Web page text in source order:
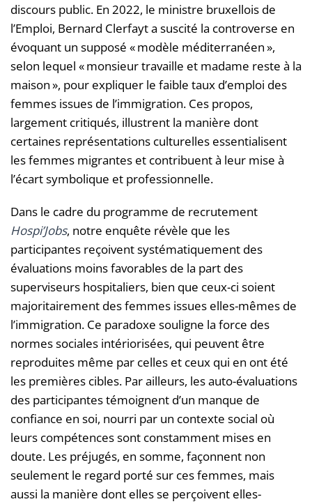
discours public. En 2022, le ministre bruxellois de
l’Emploi, Bernard Clerfayt a suscité la controverse en
évoquant un supposé « modèle méditerranéen »,
selon lequel « monsieur travaille et madame reste à la
maison », pour expliquer le faible taux d’emploi des
femmes issues de l’immigration. Ces propos,
largement critiqués, illustrent la manière dont
certaines représentations culturelles essentialisent
les femmes migrantes et contribuent à leur mise à
l’écart symbolique et professionnelle.
Dans le cadre du programme de recrutement
Hospi’Jobs, notre enquête révèle que les
participantes reçoivent systématiquement des
évaluations moins favorables de la part des
superviseurs hospitaliers, bien que ceux-ci soient
majoritairement des femmes issues elles-mêmes de
l’immigration. Ce paradoxe souligne la force des
normes sociales intériorisées, qui peuvent être
reproduites même par celles et ceux qui en ont été
les premières cibles. Par ailleurs, les auto-évaluations
des participantes témoignent d’un manque de
confiance en soi, nourri par un contexte social où
leurs compétences sont constamment mises en
doute. Les préjugés, en somme, façonnent non
seulement le regard porté sur ces femmes, mais
aussi la manière dont elles se perçoivent elles-